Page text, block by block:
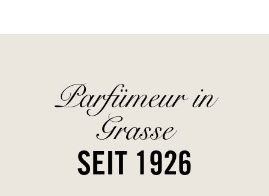
Parfümeur in
Grasse
SEIT 1926